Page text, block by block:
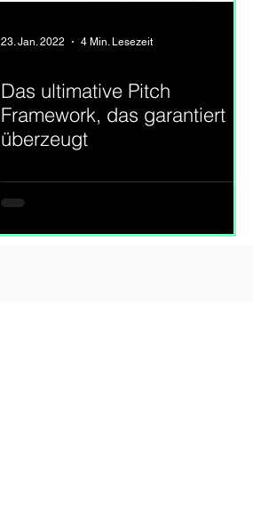
23. Jan. 2022 4 Min. Lesezeit
Das ultimative Pitch
Framework, das garantiert
überzeugt